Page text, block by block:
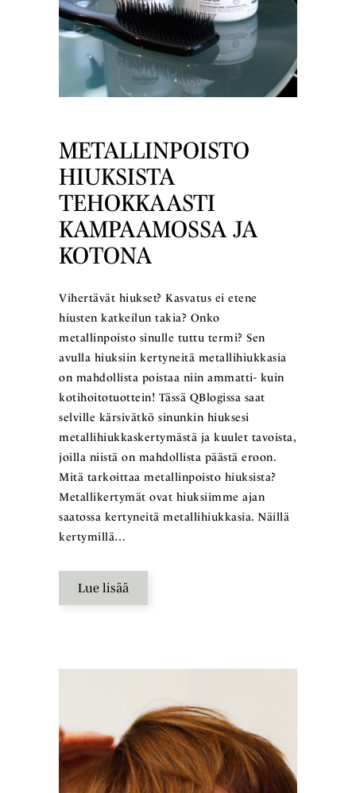
METALLINPOISTO
HIUKSISTA
TEHOKKAASTI
KAMPAAMOSSA JA
KOTONA
Vihertävät hiukset? Kasvatus ei etene
hiusten katkeilun takia? Onko
metallinpoisto sinulle tuttu termi? Sen
avulla hiuksiin kertyneitä metallihiukkasia
on mahdollista poistaa niin ammatti- kuin
kotihoitotuottein! Tässä QBlogissa saat
selville kärsivätkö sinunkin hiuksesi
metallihiukkaskertymästä ja kuulet tavoista,
joilla niistä on mahdollista päästä eroon.
Mitä tarkoittaa metallinpoisto hiuksista?
Metallikertymät ovat hiuksiimme ajan
saatossa kertyneitä metallihiukkasia. Näillä
kertymillä…
Lue lisää